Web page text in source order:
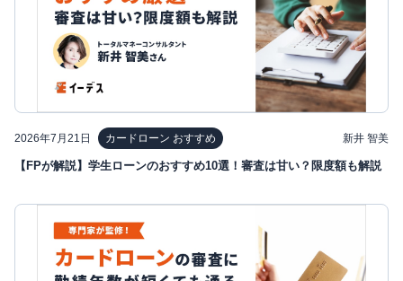
2026年7月21日 カードローン おすすめ 新井 智美
【FPが解説】学生ローンのおすすめ10選！審査は甘い？限度額も解説